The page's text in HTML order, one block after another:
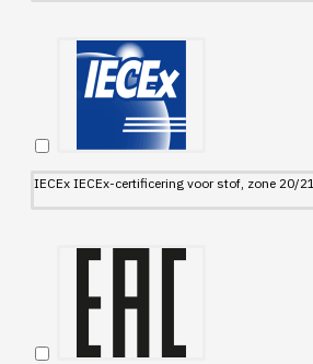
IECEx IECEx-certificering voor stof, zone 20/21.